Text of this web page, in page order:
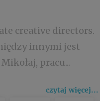
creative directors.
innymi jest
pracu...
czytaj więcej...